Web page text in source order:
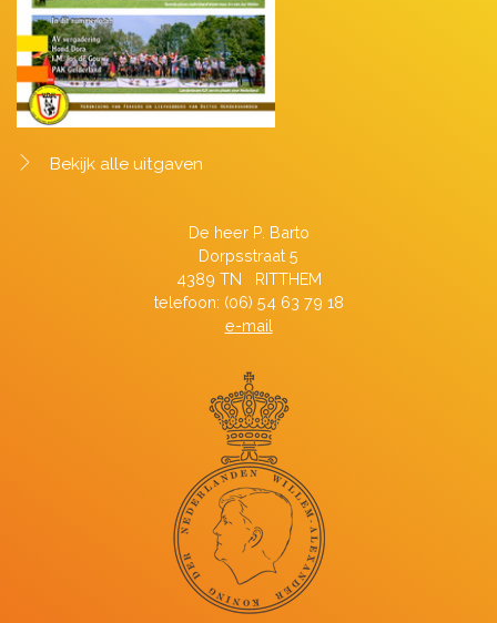
Bekijk alle uitgaven
De heer P. Barto
Dorpsstraat 5
4389 TN RITTHEM
telefoon: (06) 54 63 79 18
e-mail